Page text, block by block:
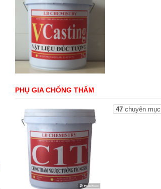
PHỤ GIA CHỐNG THẤM
47chuyên mục